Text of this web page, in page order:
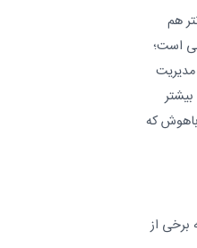
هم
است؛
مدیریت
که
از